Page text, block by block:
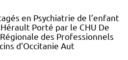
en Psychiatrie de l’enfant
Porté par le CHU De
des Professionnels
d'Occitanie Aut